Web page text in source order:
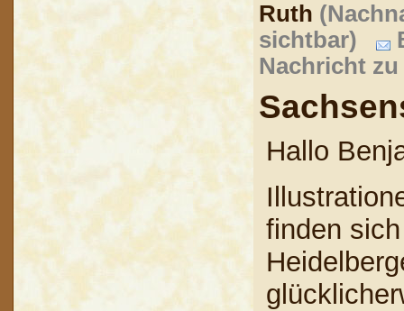
Ruth
sichtbar)
Nachricht
Hallo
finden